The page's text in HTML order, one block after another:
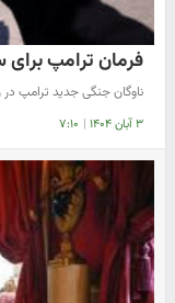
فرمان ترامپ
ناوگان جنگی جدید ترامپ
۳ آبان ۱۴۰۴ | ۷:۱۰